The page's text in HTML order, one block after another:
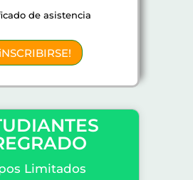
de asistencia
Limitados